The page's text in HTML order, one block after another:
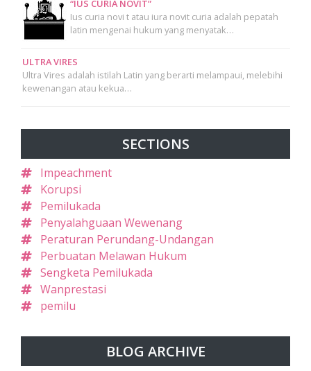
“IUS CURIA NOVIT”
Ius curia novi t atau iura novit curia adalah pepatah
latin mengenai hukum yang menyatak…
ULTRA VIRES
Ultra Vires adalah istilah Latin yang berarti melampaui, melebihi
kewenangan atau kekua…
SECTIONS
Impeachment
Korupsi
Pemilukada
Penyalahguaan Wewenang
Peraturan Perundang-Undangan
Perbuatan Melawan Hukum
Sengketa Pemilukada
Wanprestasi
pemilu
BLOG ARCHIVE